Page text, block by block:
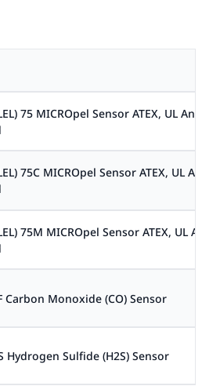
75 MICROpel Sensor ATEX, UL And
75C MICROpel Sensor ATEX, UL And
75M MICROpel Sensor ATEX, UL And
Carbon Monoxide (CO) Sensor
Hydrogen Sulfide (H2S) Sensor